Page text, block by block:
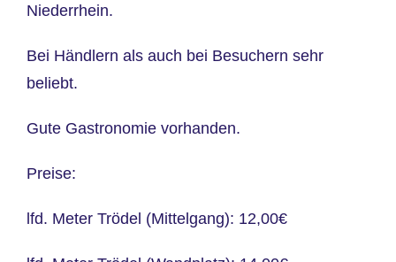
Niederrhein.
Bei Händlern als auch bei Besuchern sehr
beliebt.
Gute Gastronomie vorhanden.
Preise:
lfd. Meter Trödel (Mittelgang): 12,00€